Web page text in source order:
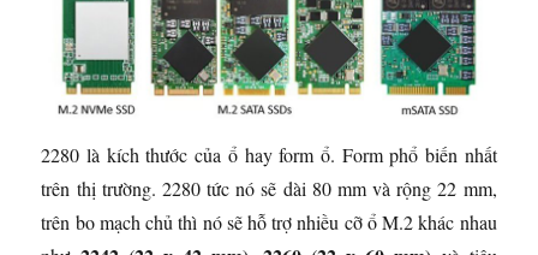
2280 là kích thước của ổ hay form ổ. Form phổ biến nhất
trên thị trường. 2280 tức nó sẽ dài 80 mm và rộng 22 mm,
trên bo mạch chủ thì nó sẽ hỗ trợ nhiều cỡ ổ M.2 khác nhau